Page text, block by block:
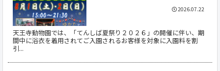
天王寺動物園では、「てんしば夏祭り２０２６」の開催に伴い、期
間中に浴衣を着用されてご入園されるお客様を対象に入園料を割
引...
2026.07.22